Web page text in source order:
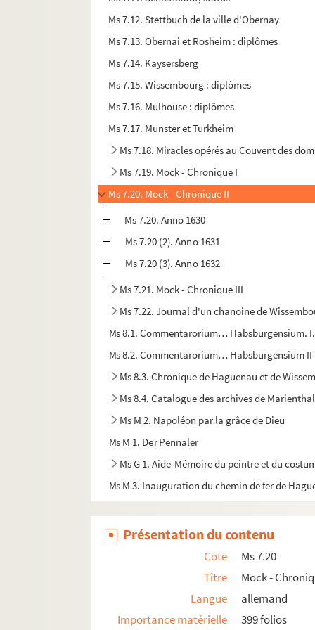
Ms 7.12. Stettbuch de la ville d'Obernay
Ms 7.13. Obernai et Rosheim : diplômes
Ms 7.14. Kaysersberg
Ms 7.15. Wissembourg : diplômes
Ms 7.16. Mulhouse : diplômes
Ms 7.17. Munster et Turkheim
Ms 7.18. Miracles opérés au Couvent des
Ms 7.19. Mock - Chronique I
Ms 7.20. Mock - Chronique II
Ms 7.20. Anno 1630
Ms 7.20 (2). Anno 1631
Ms 7.20 (3). Anno 1632
Ms 7.21. Mock - Chronique III
Ms 7.22. Journal d'un chanoine de
Ms 8.1. Commentarorium… Habsburgensium. I.
Ms 8.2. Commentarorium… Habsburgensium II
Ms 8.3. Chronique de Haguenau et de
Ms 8.4. Catalogue des archives de Marienthal
Ms M 2. Napoléon par la grâce de Dieu
Ms M 1. Der Pennäler
Ms G 1. Aide-Mémoire du peintre et du
Ms M 3. Inauguration du chemin de fer de
Présentation du contenu
Cote
Ms 7.20
Titre
Mock -
Langue
allemand
Importance matérielle
399 folios